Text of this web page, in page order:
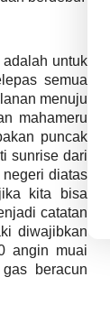
untuk
semua
menuju
mahameru
puncak
sunrise dari
diatas
kita bisa
catatan
diwajibkan
angin muai
beracun